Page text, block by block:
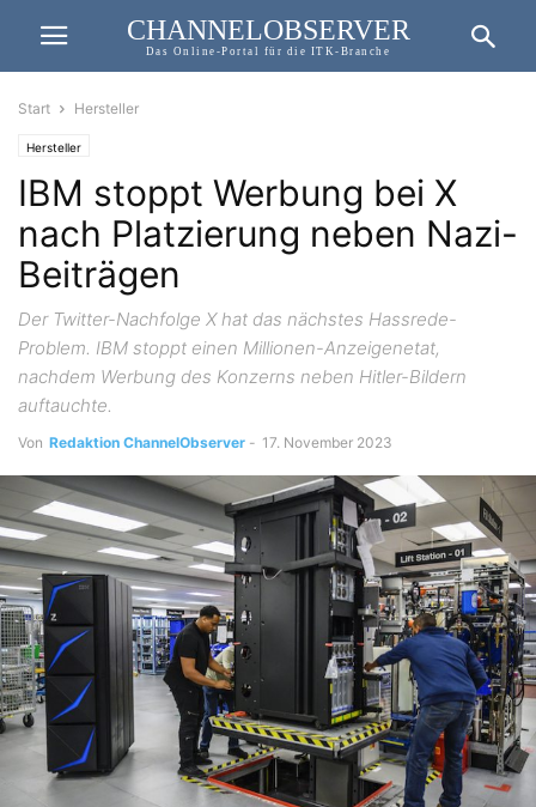
CHANNELOBSERVER
Das Online-Portal für die ITK-Branche
Start Hersteller
Hersteller
IBM stoppt Werbung bei X
nach Platzierung neben Nazi-
Beiträgen
Der Twitter-Nachfolge X hat das nächstes Hassrede-
Problem. IBM stoppt einen Millionen-Anzeigenetat,
nachdem Werbung des Konzerns neben Hitler-Bildern
auftauchte.
Von Redaktion ChannelObserver - 17. November 2023